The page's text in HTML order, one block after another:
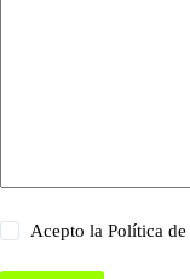
Acepto laPolítica